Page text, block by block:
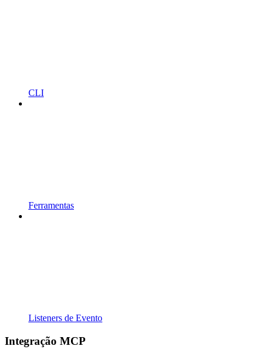
CLI
Ferramentas
Listeners de Evento
Integração MCP